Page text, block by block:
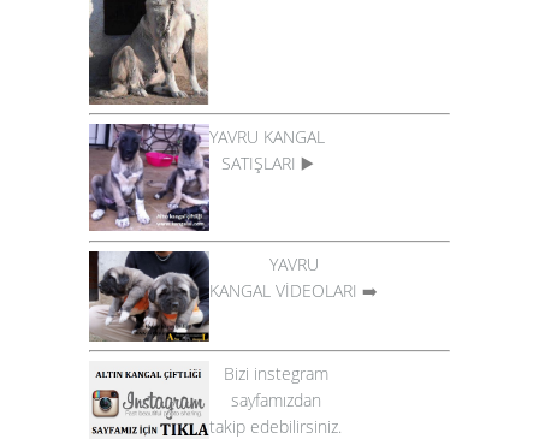
YAVRU KANGAL
SATIŞLARI ▶️
YAVRU
KANGAL VİDEOLARI ➡️
Bizi instegram
sayfamızdan
takip edebilirsiniz.